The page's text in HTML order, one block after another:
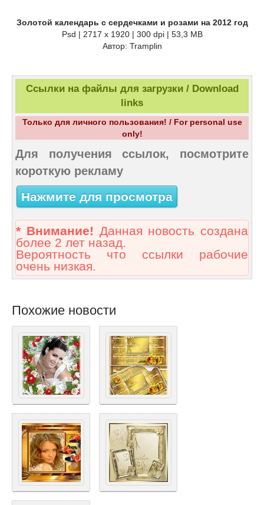
Золотой календарь с сердечками и розами на 2012 год
Psd | 2717 x 1920 | 300 dpi | 53,3 MB
Автор: Tramplin
Ссылки на файлы для загрузки / Download
links
Только для личного пользования! / For personal use
only!
Для получения ссылок, посмотрите
короткую рекламу
Нажмите для просмотра
* Внимание! Данная новость создана
более 2 лет назад.
Вероятность что ссылки рабочие
очень низкая.
Похожие новости